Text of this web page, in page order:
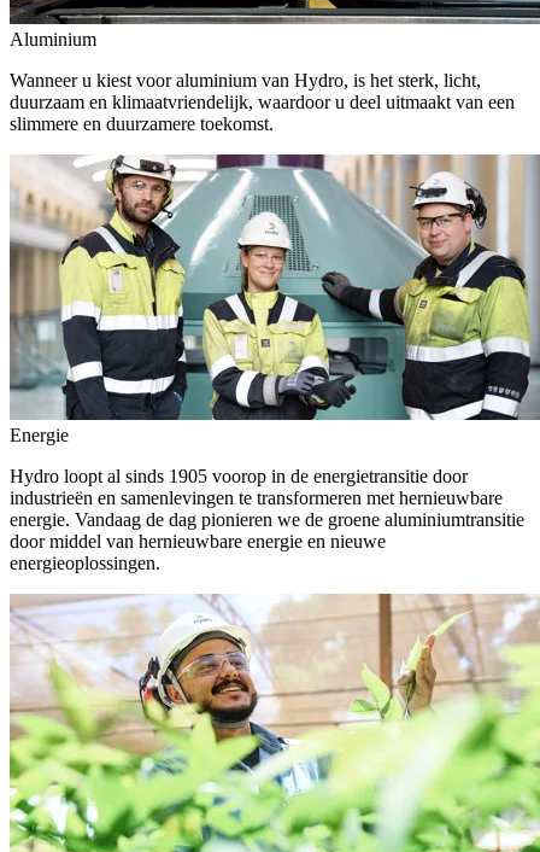
Aluminium
Wanneer u kiest voor aluminium van Hydro, is het sterk, licht,
duurzaam en klimaatvriendelijk, waardoor u deel uitmaakt van een
slimmere en duurzamere toekomst.
Energie
Hydro loopt al sinds 1905 voorop in de energietransitie door
industrieën en samenlevingen te transformeren met hernieuwbare
energie. Vandaag de dag pionieren we de groene aluminiumtransitie
door middel van hernieuwbare energie en nieuwe
energieoplossingen.